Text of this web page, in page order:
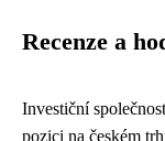
Recenze a
Investiční
pozici na českém